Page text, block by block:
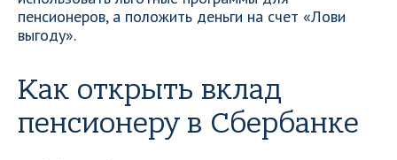
пенсионеров, а положить деньги на счет «Лови
выгоду».
Как открыть вклад
пенсионеру в Сбербанке